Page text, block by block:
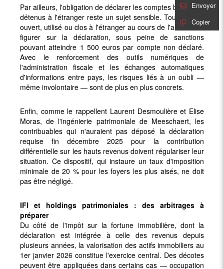
Par ailleurs, l'obligation de déclarer les comptes bancaires
détenus à l'étranger reste un sujet sensible. Tout compte
ouvert, utilisé ou clos à l'étranger au cours de l'année doit
figurer sur la déclaration, sous peine de sanctions
pouvant atteindre 1 500 euros par compte non déclaré.
Avec le renforcement des outils numériques de
l'administration fiscale et les échanges automatiques
d'informations entre pays, les risques liés à un oubli —
même involontaire — sont de plus en plus concrets.
Enfin, comme le rappellent Laurent Desmoulière et Elise
Moras, de l'ingénierie patrimoniale de Meeschaert, les
contribuables qui n'auraient pas déposé la déclaration
requise fin décembre 2025 pour la contribution
différentielle sur les hauts revenus doivent régulariser leur
situation. Ce dispositif, qui instaure un taux d'imposition
minimale de 20 % pour les foyers les plus aisés, ne doit
pas être négligé.
IFI et holdings patrimoniales : des arbitrages à
préparer
Du côté de l'impôt sur la fortune immobilière, dont la
déclaration est intégrée à celle des revenus depuis
plusieurs années, la valorisation des actifs immobiliers au
1er janvier 2026 constitue l'exercice central. Des décotes
peuvent être appliquées dans certains cas — occupation
Envoyer
Copier